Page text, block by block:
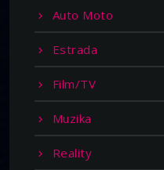
Auto Moto
Estrada
Film/TV
Muzika
Reality